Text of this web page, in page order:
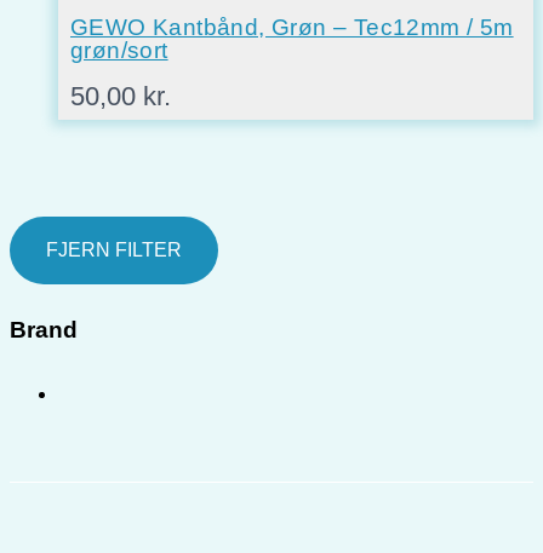
FJERN FILTER
Brand
GEWO Kantbånd, Grøn – Tec12mm / 5m
grøn/sort
50,00 kr.